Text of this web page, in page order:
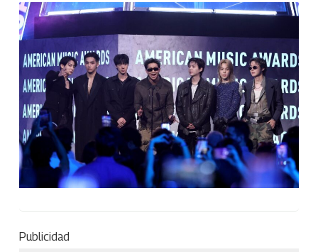
Publicidad